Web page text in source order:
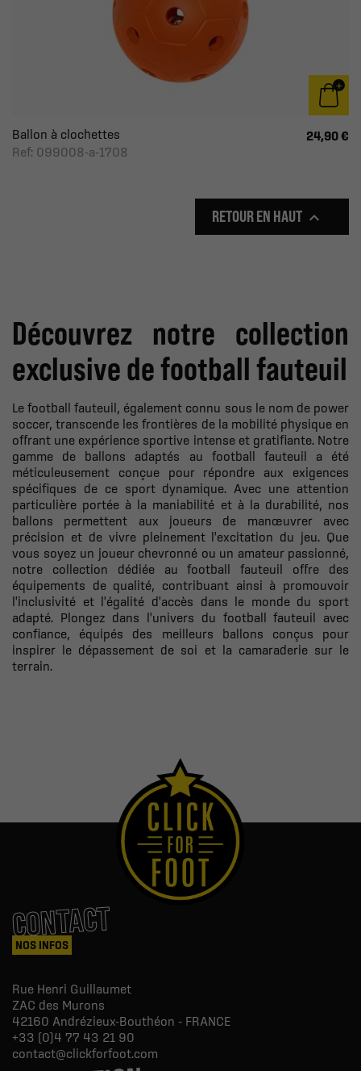
Ballon à clochettes
Ref: 099008-a-1708
24,90 €
RETOUR EN HAUT 
Découvrez notre collection
exclusive de football fauteuil
Le football fauteuil, également connu sous le nom de power
soccer, transcende les frontières de la mobilité physique en
offrant une expérience sportive intense et gratifiante. Notre
gamme de ballons adaptés au football fauteuil a été
méticuleusement conçue pour répondre aux exigences
spécifiques de ce sport dynamique. Avec une attention
particulière portée à la maniabilité et à la durabilité, nos
ballons permettent aux joueurs de manœuvrer avec
précision et de vivre pleinement l'excitation du jeu. Que
vous soyez un joueur chevronné ou un amateur passionné,
notre collection dédiée au football fauteuil offre des
équipements de qualité, contribuant ainsi à promouvoir
l'inclusivité et l'égalité d'accès dans le monde du sport
adapté. Plongez dans l'univers du football fauteuil avec
confiance, équipés des meilleurs ballons conçus pour
inspirer le dépassement de soi et la camaraderie sur le
terrain.
CONTACT
NOS INFOS
Rue Henri Guillaumet
ZAC des Murons
42160 Andrézieux-Bouthéon - FRANCE
+33 (0)4 77 43 21 90
contact@clickforfoot.com